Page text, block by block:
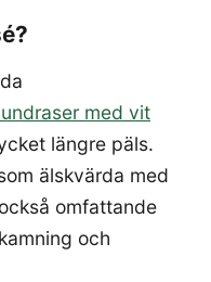
med vit
längre päls.
älskvärda med
omfattande
och